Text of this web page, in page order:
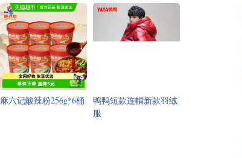
麻六记酸辣粉256g*6桶
鸭鸭短款连帽新款羽绒
服